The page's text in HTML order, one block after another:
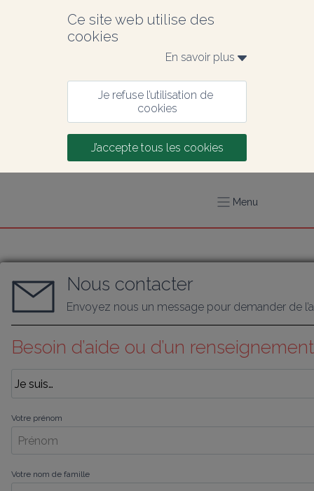
Ce site web utilise des
cookies
En savoir plus
Je refuse l’utilisation de
cookies
J’accepte tous les cookies
Menu
Nous contacter
Envoyez nous un message pour demander de
Besoin d’aide ou d’un
Votre prénom
Votre nom de famille